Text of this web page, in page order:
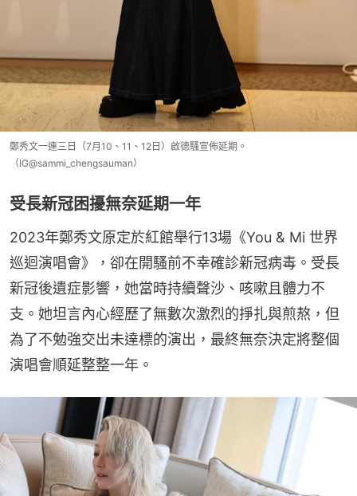
鄭秀文一連三日（7月10、11、12日）啟德騷宣佈延期。
（IG@sammi_chengsauman）
受長新冠困擾無奈延期一年
2023年鄭秀文原定於紅館舉行13場《You & Mi 世界
巡迴演唱會》，卻在開騷前不幸確診新冠病毒。受長
新冠後遺症影響，她當時持續聲沙、咳嗽且體力不
支。她坦言內心經歷了無數次激烈的掙扎與煎熬，但
為了不勉強交出未達標的演出，最終無奈決定將整個
演唱會順延整整一年。